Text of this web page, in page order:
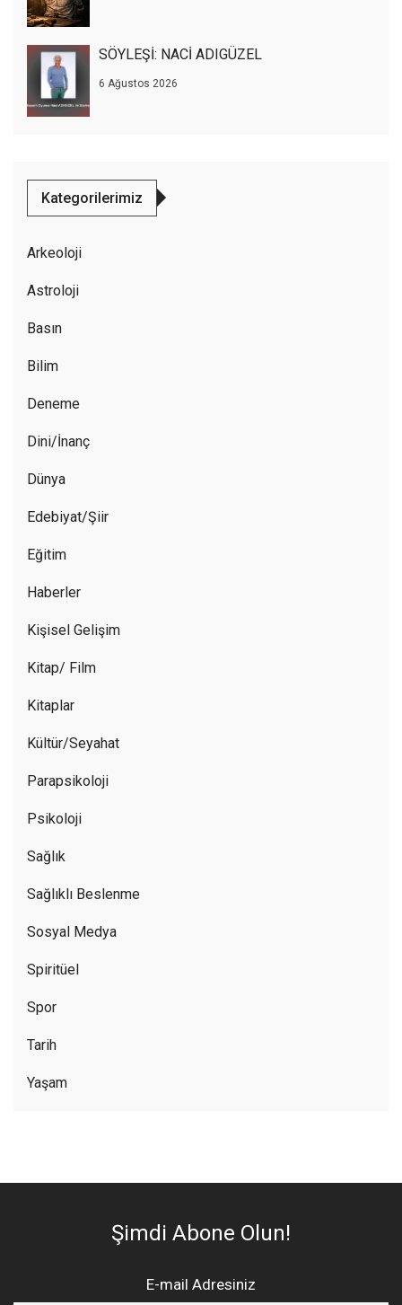
SÖYLEŞİ: NACİ ADIGÜZEL
6 Ağustos 2026
Kategorilerimiz
Arkeoloji
Astroloji
Basın
Bilim
Deneme
Dini/İnanç
Dünya
Edebiyat/Şiir
Eğitim
Haberler
Kişisel Gelişim
Kitap/ Film
Kitaplar
Kültür/Seyahat
Parapsikoloji
Psikoloji
Sağlık
Sağlıklı Beslenme
Sosyal Medya
Spiritüel
Spor
Tarih
Yaşam
Şimdi Abone Olun!
E-mail Adresiniz